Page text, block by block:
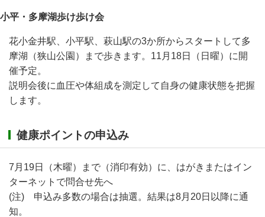
小平・多摩湖歩け歩け会
花小金井駅、小平駅、萩山駅の3か所からスタートして多
摩湖（狭山公園）まで歩きます。11月18日（日曜）に開
催予定。
説明会後に血圧や体組成を測定して自身の健康状態を把握
します。
健康ポイントの申込み
7月19日（木曜）まで（消印有効）に、はがきまたはイン
ターネットで問合せ先へ
(注) 申込み多数の場合は抽選。結果は8月20日以降に通
知。